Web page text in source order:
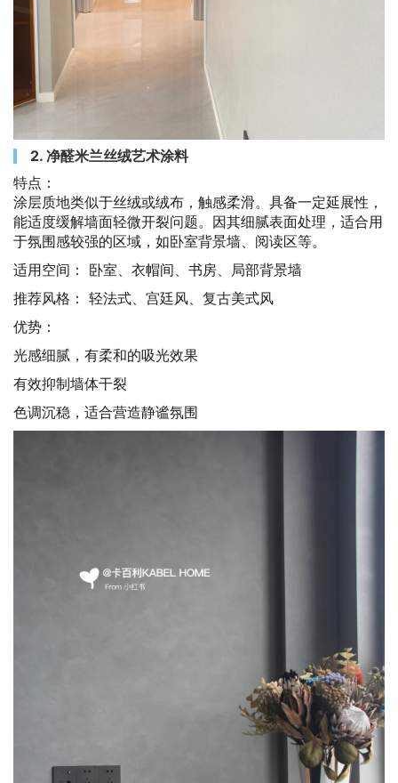
2. 净醛米兰丝绒艺术涂料
特点：
涂层质地类似于丝绒或绒布，触感柔滑。具备一定延展性，
能适度缓解墙面轻微开裂问题。因其细腻表面处理，适合用
于氛围感较强的区域，如卧室背景墙、阅读区等。
适用空间： 卧室、衣帽间、书房、局部背景墙
推荐风格： 轻法式、宫廷风、复古美式风
优势：
光感细腻，有柔和的吸光效果
有效抑制墙体干裂
色调沉稳，适合营造静谧氛围